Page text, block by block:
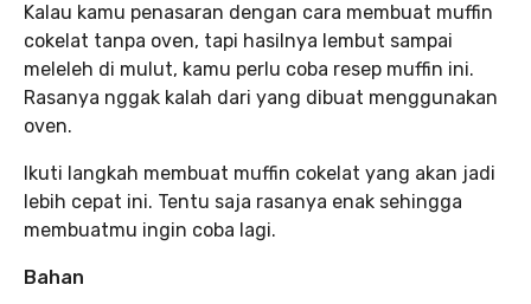
Kalau kamu penasaran dengan cara membuat muffin
cokelat tanpa oven, tapi hasilnya lembut sampai
meleleh di mulut, kamu perlu coba resep muffin ini.
Rasanya nggak kalah dari yang dibuat menggunakan
oven.
Ikuti langkah membuat muffin cokelat yang akan jadi
lebih cepat ini. Tentu saja rasanya enak sehingga
membuatmu ingin coba lagi.
Bahan